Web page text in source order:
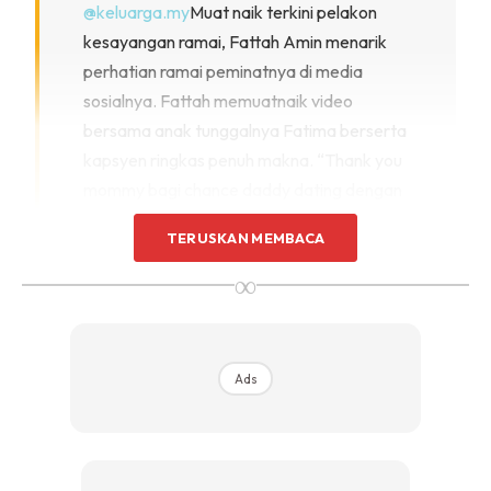
@keluarga.myMuat naik terkini pelakon
kesayangan ramai, Fattah Amin menarik
perhatian ramai peminatnya di media
sosialnya. Fattah memuatnaik video
Fatima”-Fattah
♬ Original Sound – Keluarga
UCAPAN TERIMA KASIH
TERUSKAN MEMBACA
∞
Ads